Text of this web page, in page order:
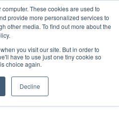
These cookies are used to
provide more personalized services to
other media. To find out more about the
you visit our site. But in order to
have to use just one tiny cookie so
choice again.
Decline